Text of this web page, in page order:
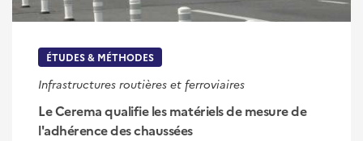
ÉTUDES & MÉTHODES
Infrastructures routières et ferroviaires
Le Cerema qualifie les matériels de mesure de
l'adhérence des chaussées